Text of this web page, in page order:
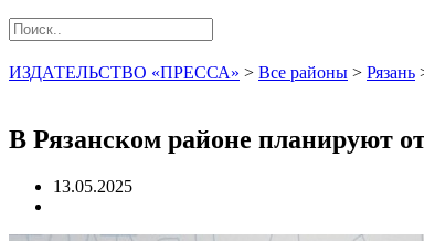
ИЗДАТЕЛЬСТВО «ПРЕССА» > Все районы > Рязань
В Рязанском районе планируют
13.05.2025